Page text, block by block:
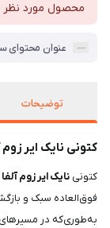
محصول مورد نظر
عنوان محتوای
توضیحات
کتونی نایک ایر زوم آلفافلای نکست
کتونی نایک ایر زوم
فوق‌العاده سبک و
به‌طوری‌که در